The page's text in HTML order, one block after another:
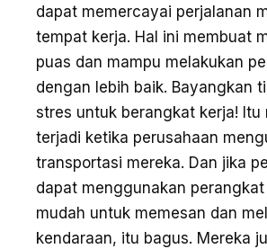
dapat memercayai perjalanan
tempat kerja. Hal ini membuat
puas dan mampu melakukan
dengan lebih baik. Bayangkan
stres untuk berangkat kerja! Itu
terjadi ketika perusahaan
transportasi mereka. Dan jika
dapat menggunakan
mudah untuk memesan dan
kendaraan, itu bagus. Mereka